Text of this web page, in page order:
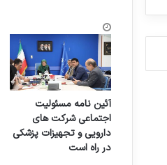
آئین نامه مسئولیت
اجتماعی شرکت های
دارویی و تجهیزات پزشکی
در راه است